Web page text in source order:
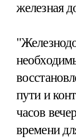
железная
пути и
часов
времени